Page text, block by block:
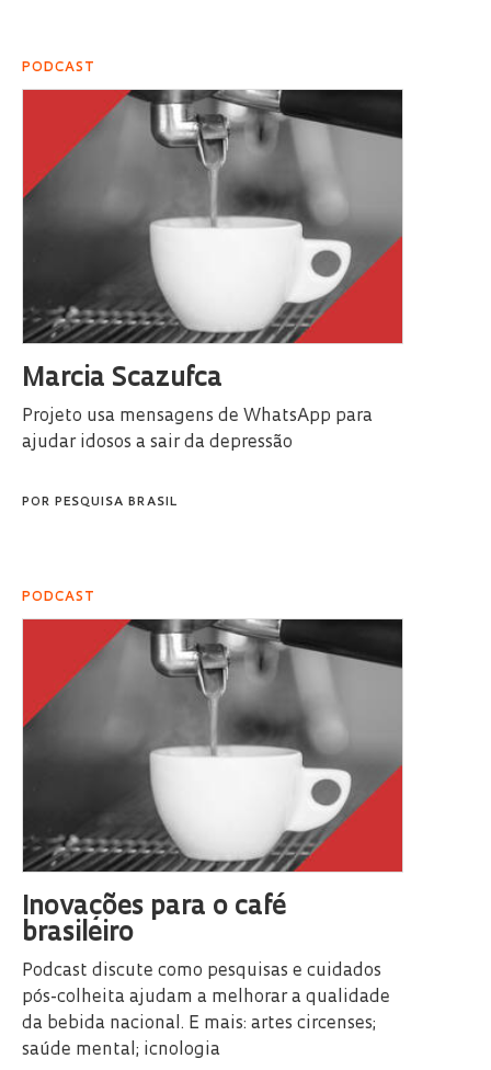
PODCAST
Marcia Scazufca
Projeto usa mensagens de WhatsApp para
ajudar idosos a sair da depressão
POR PESQUISA BRASIL
PODCAST
Inovações para o café
brasileiro
Podcast discute como pesquisas e cuidados
pós-colheita ajudam a melhorar a qualidade
da bebida nacional. E mais: artes circenses;
saúde mental; icnologia